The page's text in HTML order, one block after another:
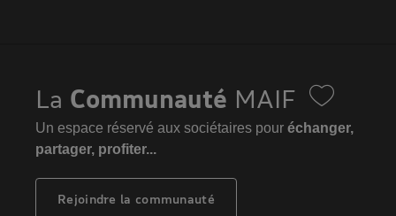
La Communauté MAIF
Un espace réservé aux sociétaires pour échanger,
partager, profiter...
Rejoindre la communauté